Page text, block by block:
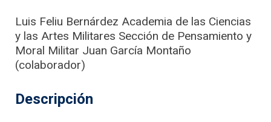
Luis Feliu Bernárdez Academia de las Ciencias
y las Artes Militares Sección de Pensamiento y
Moral Militar Juan García Montaño
(colaborador)
Descripción